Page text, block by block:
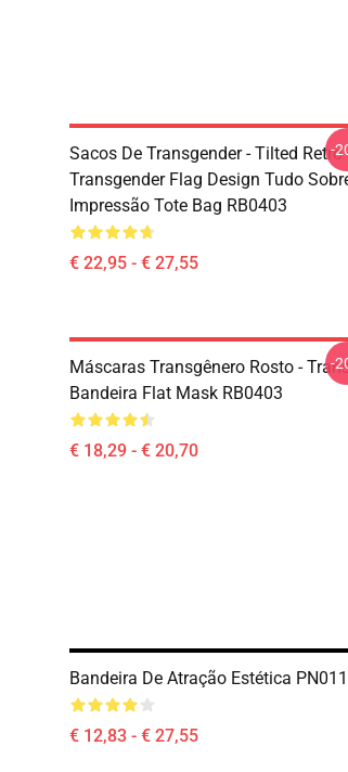
Sacos De Transgender - Tilted Retro
Transgender Flag Design Tudo
Impressão Tote Bag RB0403
€ 22,95 - € 27,55
-
Máscaras Transgênero Rosto -
Bandeira Flat Mask RB0403
€ 18,29 - € 20,70
-
Bandeira De Atração Estética
€ 12,83 - € 27,55